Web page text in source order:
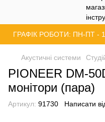
ГРАФІК РОБОТИ: ПН-ПТ -
Акустичні системи
PIONEER DM-
монітори (пара)
Артикул: 91730 Написати